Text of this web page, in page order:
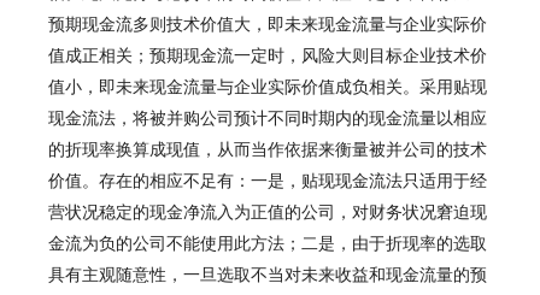
预期现金流多则技术价值大，即未来现金流量与企业实际价
值成正相关；预期现金流一定时，风险大则目标企业技术价
值小，即未来现金流量与企业实际价值成负相关。采用贴现
现金流法，将被并购公司预计不同时期内的现金流量以相应
的折现率换算成现值，从而当作依据来衡量被并公司的技术
价值。存在的相应不足有：一是，贴现现金流法只适用于经
营状况稳定的现金净流入为正值的公司，对财务状况窘迫现
金流为负的公司不能使用此方法；二是，由于折现率的选取
具有主观随意性，一旦选取不当对未来收益和现金流量的预